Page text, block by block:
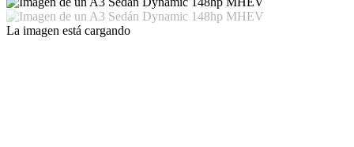
La imagen está cargando